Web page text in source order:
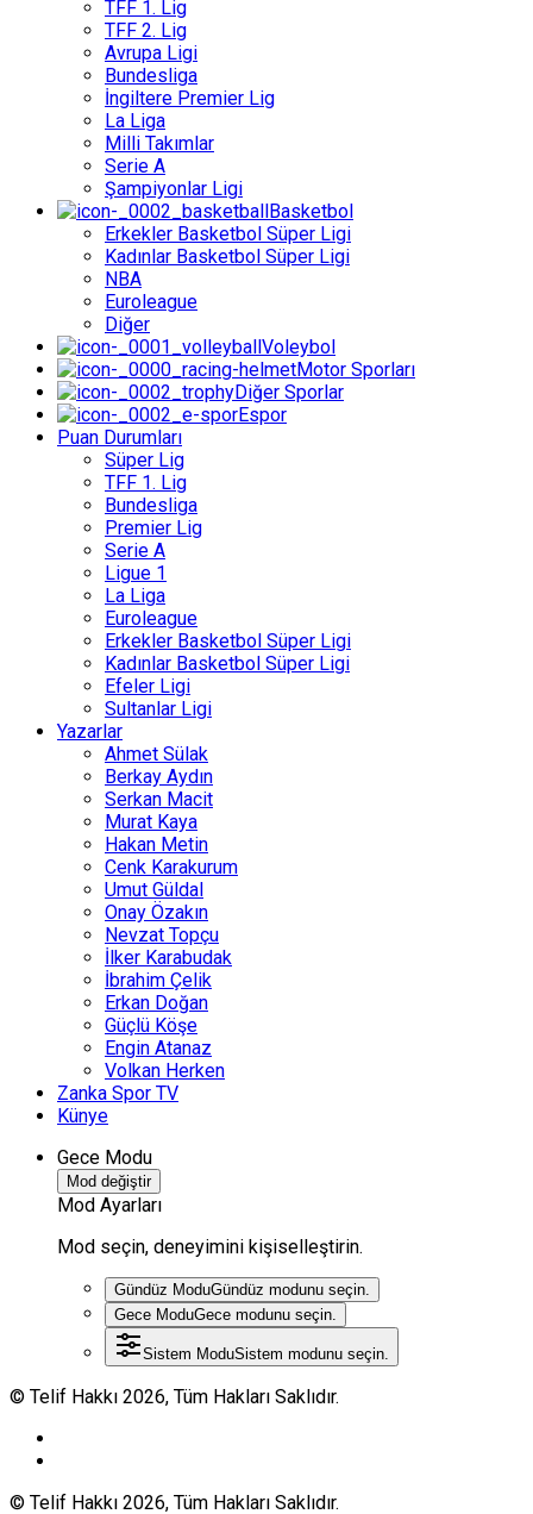
TFF 1. Lig
TFF 2. Lig
Avrupa Ligi
Bundesliga
İngiltere Premier Lig
La Liga
Milli Takımlar
Serie A
Şampiyonlar Ligi
Basketbol
Erkekler Basketbol Süper Ligi
Kadınlar Basketbol Süper Ligi
NBA
Euroleague
Diğer
Voleybol
Motor Sporları
Diğer Sporlar
Espor
Puan Durumları
Süper Lig
TFF 1. Lig
Bundesliga
Premier Lig
Serie A
Ligue 1
La Liga
Euroleague
Erkekler Basketbol Süper Ligi
Kadınlar Basketbol Süper Ligi
Efeler Ligi
Sultanlar Ligi
Yazarlar
Ahmet Sülak
Berkay Aydın
Serkan Macit
Murat Kaya
Hakan Metin
Cenk Karakurum
Umut Güldal
Onay Özakın
Nevzat Topçu
İlker Karabudak
İbrahim Çelik
Erkan Doğan
Güçlü Köşe
Engin Atanaz
Volkan Herken
Zanka Spor TV
Künye
Gece Modu
Mod değiştir
Mod Ayarları
Mod seçin, deneyimini kişiselleştirin.
Gündüz ModuGündüz modunu seçin.
Gece ModuGece modunu seçin.
Sistem ModuSistem modunu seçin.
© Telif Hakkı 2026, Tüm Hakları Saklıdır.
© Telif Hakkı 2026, Tüm Hakları Saklıdır.